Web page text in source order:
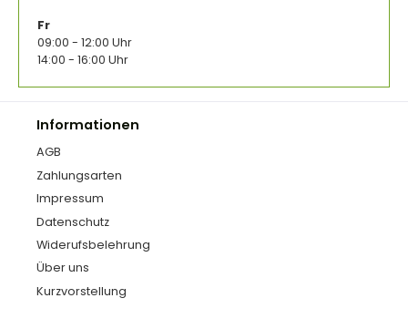
Fr
09:00 - 12:00 Uhr
14:00 - 16:00 Uhr
Informationen
AGB
Zahlungsarten
Impressum
Datenschutz
Widerufsbelehrung
Über uns
Kurzvorstellung